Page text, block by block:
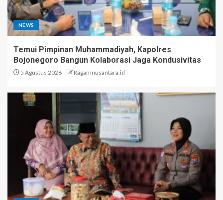
NEWS
Temui Pimpinan Muhammadiyah, Kapolres
Bojonegoro Bangun Kolaborasi Jaga Kondusivitas
5 Agustus 2026 Ragamnusantara.id